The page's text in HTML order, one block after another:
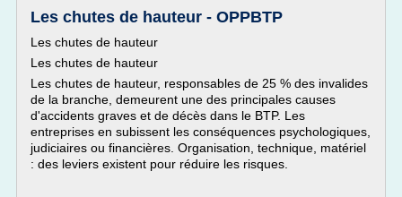
Les chutes de hauteur - OPPBTP
Les chutes de hauteur
Les chutes de hauteur
Les chutes de hauteur, responsables de 25 % des invalides
de la branche, demeurent une des principales causes
d'accidents graves et de décès dans le BTP. Les
entreprises en subissent les conséquences psychologiques,
judiciaires ou financières. Organisation, technique, matériel
: des leviers existent pour réduire les risques.